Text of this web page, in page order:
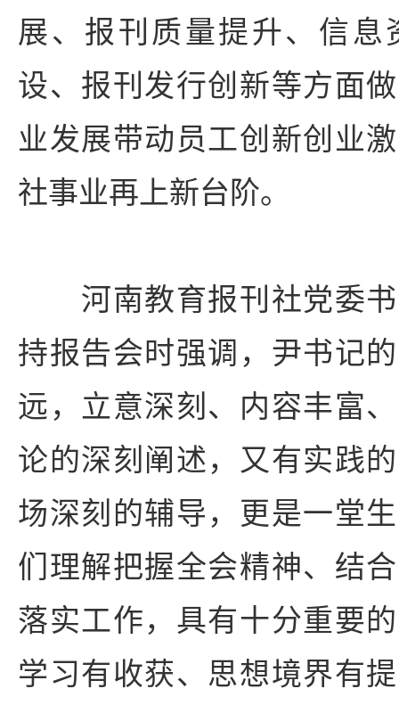
展、报刊质量提升、信息
设、报刊发行创新等方面
业发展带动员工创新创业
社事业再上新台阶。
河南教育报刊社党委书
持报告会时强调，尹书记
远，立意深刻、内容丰富
论的深刻阐述，又有实践
场深刻的辅导，更是一堂
们理解把握全会精神、结
落实工作，具有十分重要
学习有收获、思想境界有